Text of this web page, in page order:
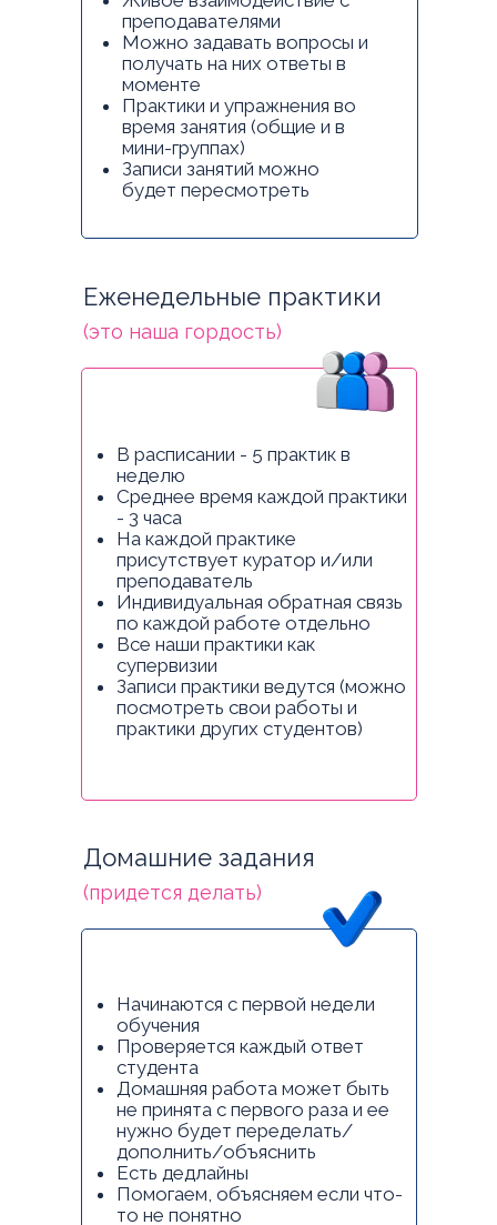
преподавателями
Можно задавать вопросы и
получать на них ответы в
моменте
Практики и упражнения во
время занятия (общие и в
мини-группах)
Записи занятий можно
будет пересмотреть
Еженедельные практики
В расписании - 5 практик в
неделю
Среднее время каждой практики
- 3 часа
На каждой практике
присутствует куратор и/или
преподаватель
Индивидуальная обратная связь
по каждой работе отдельно
Все наши практики как
супервизии
Записи практики ведутся (можно
посмотреть свои работы и
практики других студентов)
(это наша гордость)
Домашние задания
Начинаются с первой недели
обучения
Проверяется каждый ответ
студента
Домашняя работа может быть
не принята с первого раза и ее
нужно будет переделать/
дополнить/объяснить
Есть дедлайны
Помогаем, объясняем если что-
то не понятно
(придется делать)